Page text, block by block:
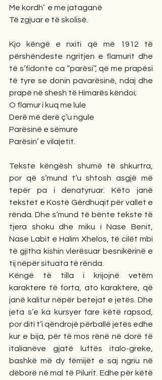
Me kordh’  e me jataganë
Të zgjuar e të skolisë.
Kjo këngë e nxiti që më 1912 të
përshëndeste ngritjen e flamurit dhe
të s’fidonte ca “parësi’’, që me prapësi
të tyre se donin pavarësinë, ndaj dhe
prapë në shesh të Himarës këndoi;
O flamur i kuq me lule
Derë më derë ç’u ngule
Parësinë e sëmure
Parësin’ e vilajetit.
Tekste këngësh shumë të shkurtra,
por që s’mund t’u shtosh asgjë më
tepër pa i denatyruar. Këto janë
tekstet e Kostë Gërdhuqit për vallet e
rënda. Dhe s’mund të bënte tekste të
tjera shoku dhe miku i Nase Benit,
Nase Labit e Halim Xhelos, të cilët mbi
të gjitha kishin vlerësuar besnikërinë e
tij nëpër situata të rënda.
Këngë të tilla i krijojnë vetëm
karaktere të forta, ato karaktere, që
janë kalitur nëpër betejat e jetës. Dhe
jeta s’e ka kursyer fare këtë rapsod,
por diti t’i qëndrojë përballë jetës edhe
kur e bija, për të mos rënë në dorë të
italianëve gjatë luftës italo-greke,
bashkë më dy fëmijët e saj ngriu në
dëborë në mal të Pilurit. Edhe për këtë